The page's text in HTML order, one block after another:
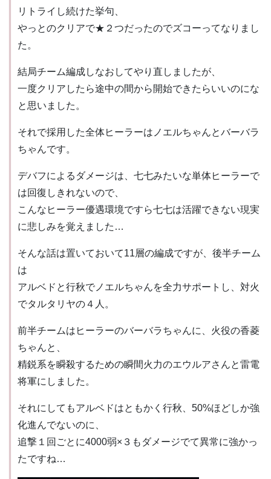
リトライし続けた挙句、
やっとのクリアで★２つだったのでズコーってなりまし
た。
結局チーム編成しなおしてやり直しましたが、
一度クリアしたら途中の間から開始できたらいいのにな
と思いました。
それで採用した全体ヒーラーはノエルちゃんとバーバラ
ちゃんです。
デバフによるダメージは、七七みたいな単体ヒーラーで
は回復しきれないので、
こんなヒーラー優遇環境ですら七七は活躍できない現実
に悲しみを覚えました…
そんな話は置いておいて11層の編成ですが、後半チーム
は
アルベドと行秋でノエルちゃんを全力サポートし、対火
でタルタリヤの４人。
前半チームはヒーラーのバーバラちゃんに、火役の香菱
ちゃんと、
精鋭系を瞬殺するための瞬間火力のエウルアさんと雷電
将軍にしました。
それにしてもアルベドはともかく行秋、50%ほどしか強
化進んでないのに、
追撃１回ごとに4000弱×３もダメージでて異常に強かっ
たですね…